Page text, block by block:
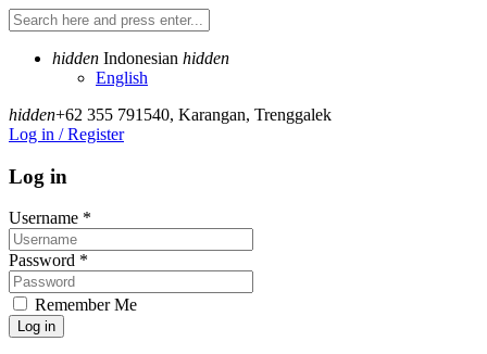
hidden Indonesian hidden
English
hidden+62 355 791540, Karangan, Trenggalek
Log in / Register
Log in
Username *
Password *
Remember Me
Log in